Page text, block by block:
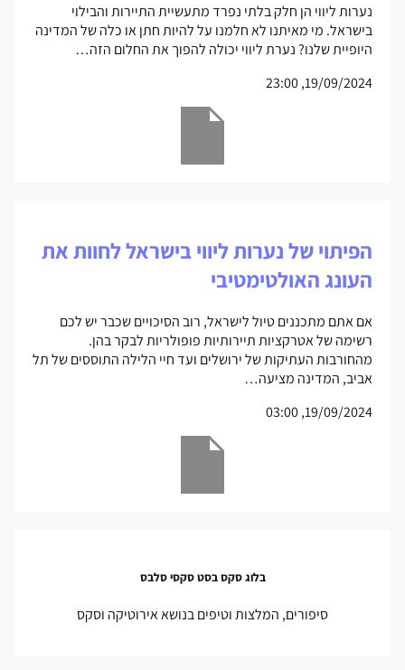
נערות ליווי הן חלק בלתי נפרד מתעשיית התיירות והבילוי
בישראל. מי מאיתנו לא חלמנו על להיות חתן או כלה של המדינה
היופיית שלנו? נערת ליווי יכולה להפוך את החלום הזה…
19/09/2024, 23:00
הפיתוי של נערות ליווי בישראל לחוות את
העונג האולטימטיבי
אם אתם מתכננים טיול לישראל, רוב הסיכויים שכבר יש לכם
רשימה של אטרקציות תיירותיות פופולריות לבקר בהן.
מהחורבות העתיקות של ירושלים ועד חיי הלילה התוססים של תל
אביב, המדינה מציעה…
19/09/2024, 03:00
בלוג סקס בסט סקסי סלבס
סיפורים, המלצות וטיפים בנושא אירוטיקה וסקס